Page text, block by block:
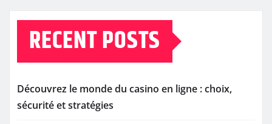
RECENT POSTS
Découvrez le monde du casino en ligne : choix,
sécurité et stratégies